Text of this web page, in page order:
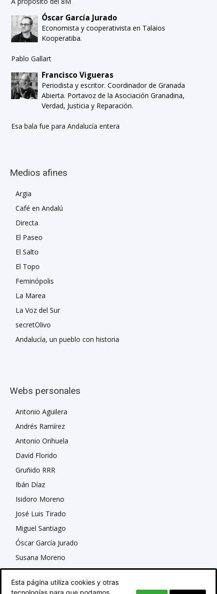
Óscar García Jurado
Economista y cooperativista en Talaios
Kooperatiba.
Pablo Gallart
Francisco Vigueras
Periodista y escritor. Coordinador de Granada
Abierta. Portavoz de la Asociación Granadina,
Verdad, Justicia y Reparación.
Esa bala fue para Andalucía entera
Medios afines
Argia
Café en Andalú
Directa
El Paseo
El Salto
El Topo
Feminópolis
La Marea
La Voz del Sur
secretOlivo
Andalucía, un pueblo con historia
Webs personales
Antonio Aguilera
Andrés Ramírez
Antonio Orihuela
David Florido
Gruñido RRR
Ibán Díaz
Isidoro Moreno
José Luis Tirado
Miguel Santiago
Óscar García Jurado
Susana Moreno
Esta página utiliza cookies y otras
tecnologías para que podamos